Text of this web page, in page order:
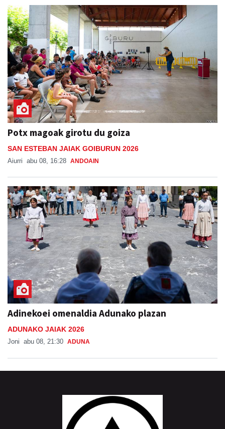
Potx magoak girotu du goiza
SAN ESTEBAN JAIAK GOIBURUN 2026
Aiurri abu 08, 16:28 ANDOAIN
Adinekoei omenaldia Adunako plazan
ADUNAKO JAIAK 2026
Joni abu 08, 21:30 ADUNA